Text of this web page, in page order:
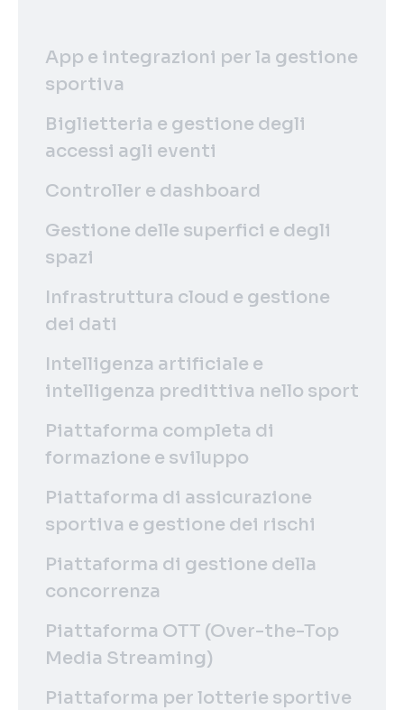
App e integrazioni per la gestione
sportiva
Biglietteria e gestione degli
accessi agli eventi
Controller e dashboard
Gestione delle superfici e degli
spazi
Infrastruttura cloud e gestione
dei dati
Intelligenza artificiale e
intelligenza predittiva nello sport
Piattaforma completa di
formazione e sviluppo
Piattaforma di assicurazione
sportiva e gestione dei rischi
Piattaforma di gestione della
concorrenza
Piattaforma OTT (Over-the-Top
Media Streaming)
Piattaforma per lotterie sportive